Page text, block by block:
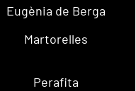
Eugènia de Berga
Martorelles
Perafita